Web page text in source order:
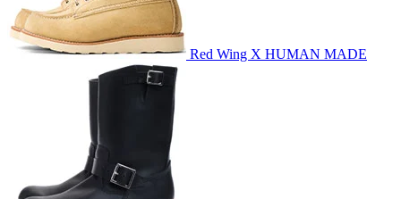
Red Wing X HUMAN MADE